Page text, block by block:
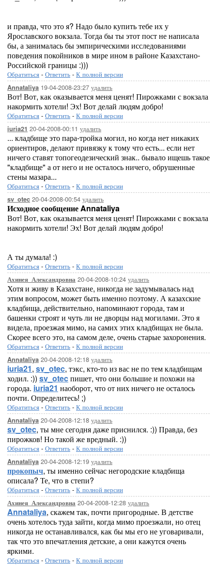
и правда, что это я? Надо было купить тебе их у
Ярославского вокзала. Тогда бы ты этот пост не написала
бы, а занималась бы эмпирическими исследованиями
поведения покойников в мире ином в районе Казахстано-
Российской границы :)))
Обратиться - Ответить - К полной версии
Annataliya 19-04-2008-23:27 удалить
Вот! Вот, как оказывается меня ценят! Пирожками с вокзала
накормить хотели! Эх! Вот делай людям добро!
Обратиться - Ответить - К полной версии
iuria21 20-04-2008-00:11 удалить
... кладбище это пара-тройка могил, но когда нет никаких
ориентиров, делают привязку к тому что есть... если нет
ничего ставят топогеодезический знак.. бывало ищешь такое
"кладбище" а от него и не осталось ничего, обрушенные
стены мазара...
Обратиться - Ответить - К полной версии
sv_otec 20-04-2008-00:54 удалить
Исходное сообщение Annataliya
Вот! Вот, как оказывается меня ценят! Пирожками с вокзала
накормить хотели! Эх! Вот делай людям добро!
А ты думала! :)
Обратиться - Ответить - К полной версии
Ахинея_Александровна 20-04-2008-10:24 удалить
Хотя и живу в Казахстане, никогда не задумывалась над
этим вопросом, может быть именно поэтому. А казахские
кладбища, действительно, напоминают города, там и
башенки строят и чуть ли не дворцы над могилами. Это я
видела, проезжая мимо, на самих этих кладбищах не была.
Скорее всего это, на самом деле, очень старые захоронения.
Обратиться - Ответить - К полной версии
Annataliya 20-04-2008-12:18 удалить
iuria21, sv_otec, тэкс, кто-то из вас не по тем кладбищам
ходил. :)) sv_otecпишет, что они большие и похожи на
города. iuria21 наоборот, что от них ничего не осталось
почти. Определитесь! ;)
Обратиться - Ответить - К полной версии
Annataliya 20-04-2008-12:18 удалить
sv_otec, ты мне сегодня даже приснился. :)) Правда, без
пирожков! Но такой же вредный. :))
Обратиться - Ответить - К полной версии
Annataliya 20-04-2008-12:19 удалить
прокопыч, ты именно сейчас негородские кладбища
описала? Те, что в степи?
Обратиться - Ответить - К полной версии
Ахинея_Александровна 20-04-2008-12:28 удалить
Annataliya, скажем так, почти пригородные. В детстве
очень хотелось туда зайти, когда мимо проезжали, но отец
никогда не останавливался, как бы мы его не уговаривали,
так что это впечатления детские, а они кажутся очень
яркими.
Обратиться - Ответить - К полной версии